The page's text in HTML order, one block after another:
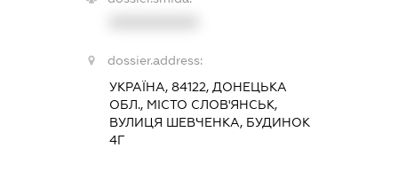
dossier.address:
УКРАЇНА, 84122, ДОНЕЦЬКА
ОБЛ., МІСТО СЛОВ'ЯНСЬК,
ВУЛИЦЯ ШЕВЧЕНКА, БУДИНОК
4Г